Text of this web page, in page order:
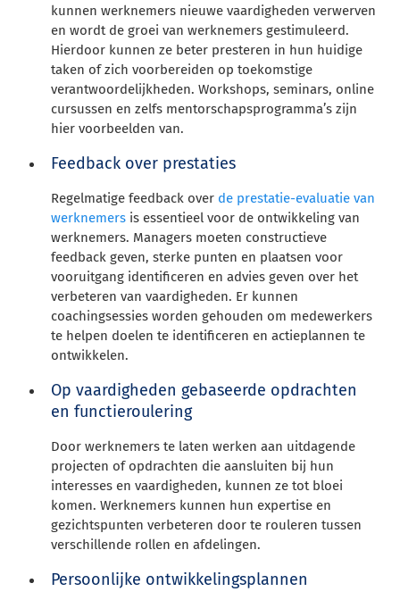
kunnen werknemers nieuwe vaardigheden verwerven
en wordt de groei van werknemers gestimuleerd.
Hierdoor kunnen ze beter presteren in hun huidige
taken of zich voorbereiden op toekomstige
verantwoordelijkheden. Workshops, seminars, online
cursussen en zelfs mentorschapsprogramma’s zijn
hier voorbeelden van.
Feedback over prestaties
Regelmatige feedback over de prestatie-evaluatie van
werknemers is essentieel voor de ontwikkeling van
werknemers. Managers moeten constructieve
feedback geven, sterke punten en plaatsen voor
vooruitgang identificeren en advies geven over het
verbeteren van vaardigheden. Er kunnen
coachingsessies worden gehouden om medewerkers
te helpen doelen te identificeren en actieplannen te
ontwikkelen.
Op vaardigheden gebaseerde opdrachten
en functieroulering
Door werknemers te laten werken aan uitdagende
projecten of opdrachten die aansluiten bij hun
interesses en vaardigheden, kunnen ze tot bloei
komen. Werknemers kunnen hun expertise en
gezichtspunten verbeteren door te rouleren tussen
verschillende rollen en afdelingen.
Persoonlijke ontwikkelingsplannen